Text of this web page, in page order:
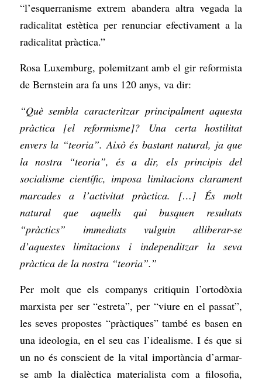
“l’esquerranisme extrem abandera altra vegada la
radicalitat estètica per renunciar efectivament a la
radicalitat pràctica.”
Rosa Luxemburg, polemitzant amb el gir reformista
de Bernstein ara fa uns 120 anys, va dir:
“Què sembla caracteritzar principalment aquesta
pràctica [el reformisme]? Una certa hostilitat
envers la “teoria”. Això és bastant natural, ja que
la nostra “teoria”, és a dir, els principis del
socialisme científic, imposa limitacions clarament
marcades a l’activitat pràctica. […] És molt
natural que aquells qui busquen resultats
“pràctics” immediats vulguin alliberar-se
d’aquestes limitacions i independitzar la seva
pràctica de la nostra “teoria”.”
Per molt que els companys critiquin l’ortodòxia
marxista per ser “estreta”, per “viure en el passat”,
les seves propostes “pràctiques” també es basen en
una ideologia, en el seu cas l’idealisme. I és que si
un no és conscient de la vital importància d’armar-
se amb la dialèctica materialista com a filosofia,